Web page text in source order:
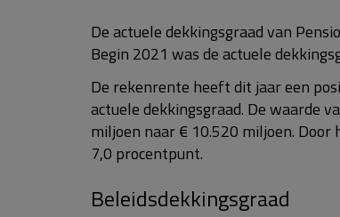
De actuele dekkingsgraad van
Begin 2021 was de actuele
De rekenrente heeft dit jaar een
actuele dekkingsgraad. De waarde
miljoen naar € 10.520 miljoen.
7,0 procentpunt.
Beleidsdekkingsgraad